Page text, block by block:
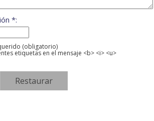
*:
(obligatorio)
etiquetas en el mensaje <b> <i> <u>